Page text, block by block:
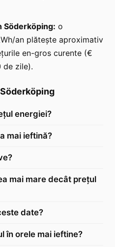
Söderköping: o
an plătește aproximativ
en-gros curente (€
de zile).
Söderköping
energiei?
mai ieftină?
mai mare decât prețul
date?
în orele mai ieftine?